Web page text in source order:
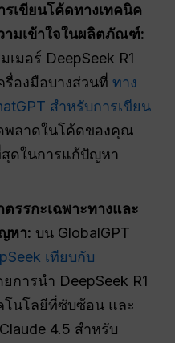
เขียนโค้ดทางเทคนิค
มเข้าใจในผลิตภัณฑ์:
มอร์ DeepSeek R1
รื่องมือบางส่วนที่ทาง
สำหรับการเขียน
พลาดในโค้ดของคุณ
ดในการแก้ปัญหา
รรกะเฉพาะทางและ
หา: บน GlobalGPT
เทียบกับ
การนำ DeepSeek R1
โนโลยีที่ซับซ้อน และ
4.5 สำหรับ